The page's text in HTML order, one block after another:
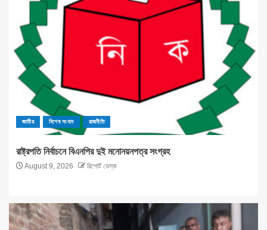
জাতীয় বিশেষ সংবাদ রাজনীতি
রাষ্ট্রপতি নির্বাচনে বিএনপির দুই মনোনয়নপত্র সংগ্রহ
August 9, 2026 রিপোর্ট ডেস্ক